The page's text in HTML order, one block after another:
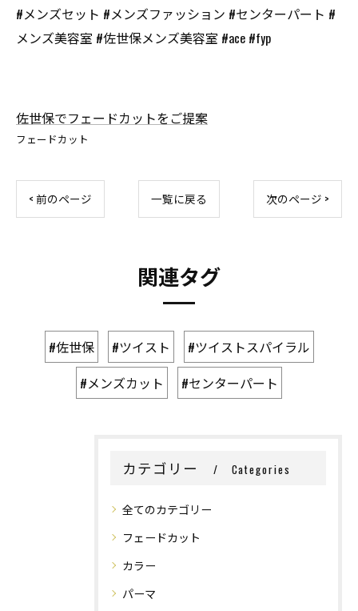
#メンズセット #メンズファッション #センターパート #
メンズ美容室 #佐世保メンズ美容室 #ace #fyp
佐世保でフェードカットをご提案
フェードカット
< 前のページ 一覧に戻る 次のページ >
関連タグ
#佐世保 #ツイスト
#ツイストスパイラル
#メンズカット
#センターパート
カテゴリー Categories
全てのカテゴリー
フェードカット
カラー
パーマ